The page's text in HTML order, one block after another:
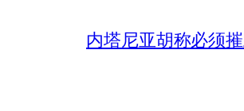
内塔尼亚胡称必须